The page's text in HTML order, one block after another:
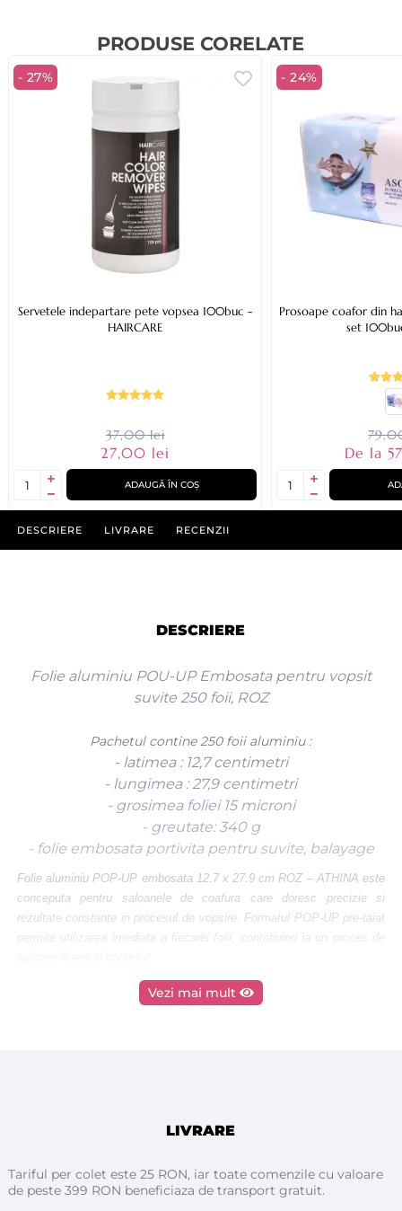
PRODUSE CORELATE
- 27%
Servetele indepartare pete vopsea 100buc -
HAIRCARE
37,00 lei
27,00 lei
ADAUGĂ ÎN COȘ
- 24%
Prosoape coafor din
set
De la
DESCRIERE LIVRARE RECENZII
DESCRIERE
Folie aluminiu POU-UP Embosata pentru vopsit
suvite 250 foii, ROZ
Pachetul contine 250 foii aluminiu :
- latimea : 12,7 centimetri
- lungimea : 27,9 centimetri
- grosimea foliei 15 microni
- greutate: 340 g
- folie embosata portivita pentru suvite, balayage
Folie aluminiu POP-UP embosata 12.7 x 27.9 cm ROZ – ATHINA este
conceputa pentru saloanele de coafura care doresc precizie si
rezultate constante in procesul de vopsire. Formatul POP-UP pre-taiat
permite utilizarea imediata a fiecarei folii, contribuind la un proces de
Textura embosata asigura aderenta sporita pe firul de par, mentinand
suvitele bine fixate si prevenind deplasarea produselor de colorare pe
contribuie la obtinerea unor rezultate curate, bine definite si conforme
Vezi mai mult
LIVRARE
Tariful per colet este 25 RON, iar toate comenzile cu valoare
de peste 399 RON beneficiaza de transport gratuit.